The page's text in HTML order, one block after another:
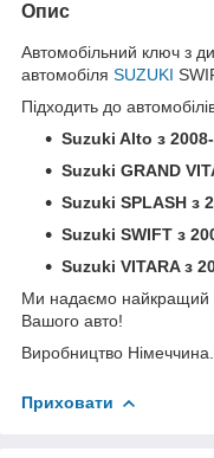
Опис
Автомобільний ключ з
автомобіля SUZUKI
Підходить до
Suzuki Alto з 2008-
Suzuki GRAND
Suzuki SPLASH з
Suzuki SWIFT з
Suzuki VITARA з
Ми надаємо найкращий
Вашого авто!
Виробництво Німеччина.
Приховати